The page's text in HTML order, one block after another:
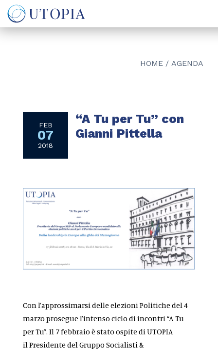
HOME / AGENDA
FEB
07
2018
“A Tu per Tu” con
Gianni Pittella
Con l’approssimarsi delle elezioni Politiche del 4
marzo prosegue l’intenso ciclo di incontri “A Tu
per Tu”. Il 7 febbraio è stato ospite di UTOPIA
il Presidente del Gruppo Socialisti &